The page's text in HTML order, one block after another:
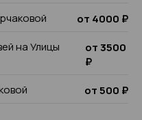
от 4000 ₽
на Улицы
от 3500
₽
от 500 ₽